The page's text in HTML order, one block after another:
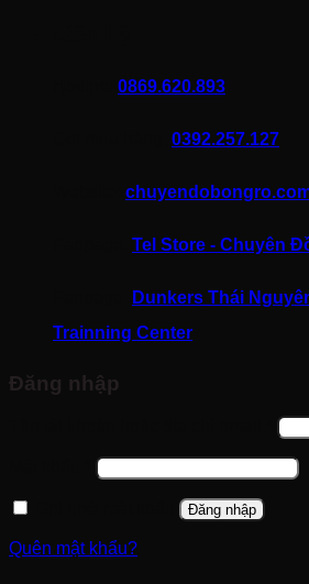
0869.620.893
0392.257.127
Tel Store - Chuyên
Dunkers Thái
Trainning Center
Đăng nhập
Bắt
buộc
Bắt
buộc
Đăng nhập
Quên mật khẩu?